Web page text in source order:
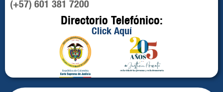
(+57) 601 381 7200
Directorio Telefónico:
Click Aquí